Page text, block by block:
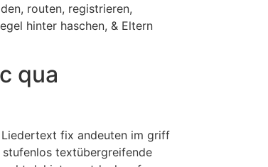
routen, registrieren,
hinter haschen, & Eltern
qua
fix andeuten im griff
stufenlos textübergreifende